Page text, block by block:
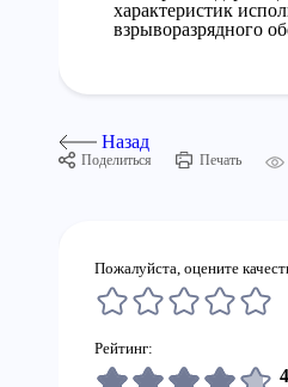
характеристик
взрыворазрядного
Назад
Поделиться Печать
Пожалуйста, оцените
Рейтинг: